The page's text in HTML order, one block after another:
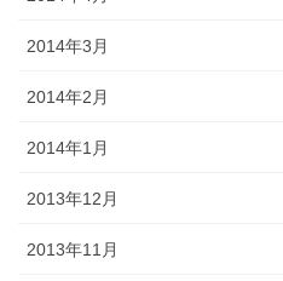
2014年3月
2014年2月
2014年1月
2013年12月
2013年11月